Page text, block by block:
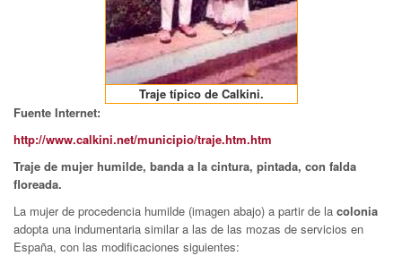
Traje típico de Calkini.
Fuente Internet:
http://www.calkini.net/municipio/traje.htm.htm
Traje de mujer humilde, banda a la cintura, pintada, con falda
floreada.
La mujer de procedencia humilde (imagen abajo) a partir de la colonia
adopta una indumentaria similar a las de las mozas de servicios en
España, con las modificaciones siguientes: